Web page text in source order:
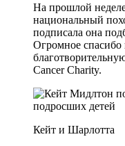
На прошлой
национальный
подписала она
Огромное спасибо
Cancer Charity.
Кейт и Шарлотта